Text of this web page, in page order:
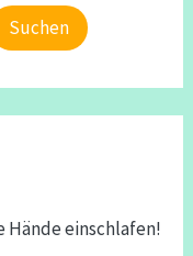
Suchen
Hände einschlafen!